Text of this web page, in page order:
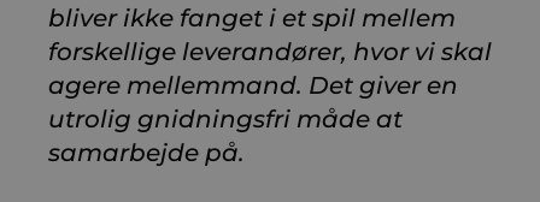
bliver ikke fanget i et spil mellem
forskellige leverandører, hvor vi skal
agere mellemmand. Det giver en
utrolig gnidningsfri måde at
samarbejde på.